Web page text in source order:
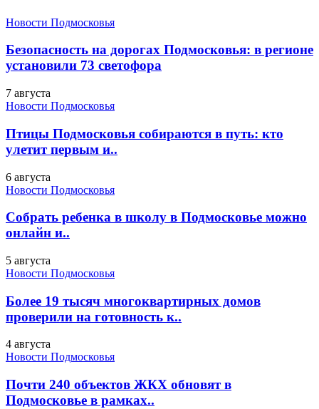
Новости Подмосковья
Безопасность на дорогах Подмосковья: в регионе
установили 73 светофора
7 августа
Новости Подмосковья
Птицы Подмосковья собираются в путь: кто
улетит первым и..
6 августа
Новости Подмосковья
Собрать ребенка в школу в Подмосковье можно
онлайн и..
5 августа
Новости Подмосковья
Более 19 тысяч многоквартирных домов
проверили на готовность к..
4 августа
Новости Подмосковья
Почти 240 объектов ЖКХ обновят в
Подмосковье в рамках..